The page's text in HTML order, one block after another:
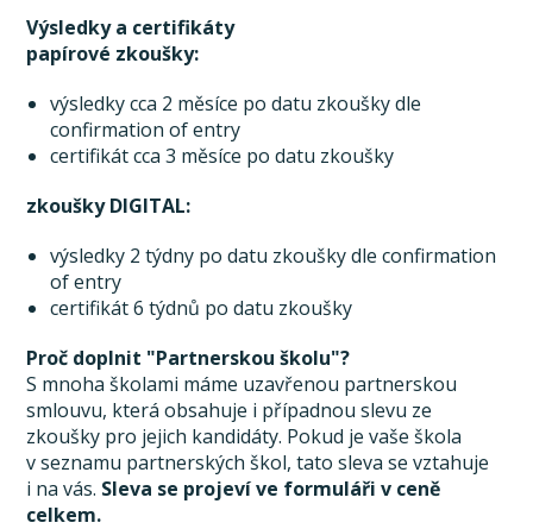
Výsledky a certifikáty
papírové zkoušky:
výsledky cca 2 měsíce po datu zkoušky dle
confirmation of entry
certifikát cca 3 měsíce po datu zkoušky
zkoušky DIGITAL:
výsledky 2 týdny po datu zkoušky dle confirmation
of entry
certifikát 6 týdnů po datu zkoušky
Proč doplnit "Partnerskou školu"?
S mnoha školami máme uzavřenou partnerskou
smlouvu, která obsahuje i případnou slevu ze
zkoušky pro jejich kandidáty. Pokud je vaše škola
v seznamu partnerských škol, tato sleva se vztahuje
i na vás. Sleva se projeví ve formuláři v ceně
celkem.